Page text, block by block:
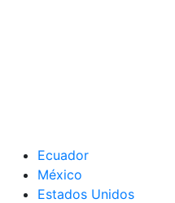
Hacienda
Ecuador
México
Estados Unidos